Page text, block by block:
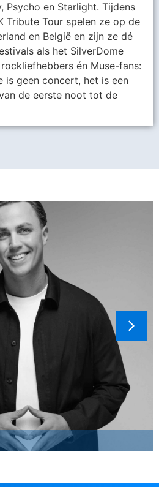
Psycho en Starlight. Tijdens
Tribute Tour spelen ze op de
en België en zijn ze dé
als het SilverDome
én Muse-fans:
is geen concert, het is een
de eerste noot tot de